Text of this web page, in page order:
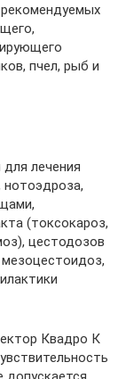
пчел, рыб и
лечения
(токсокароз,
цестодозов
Квадро К